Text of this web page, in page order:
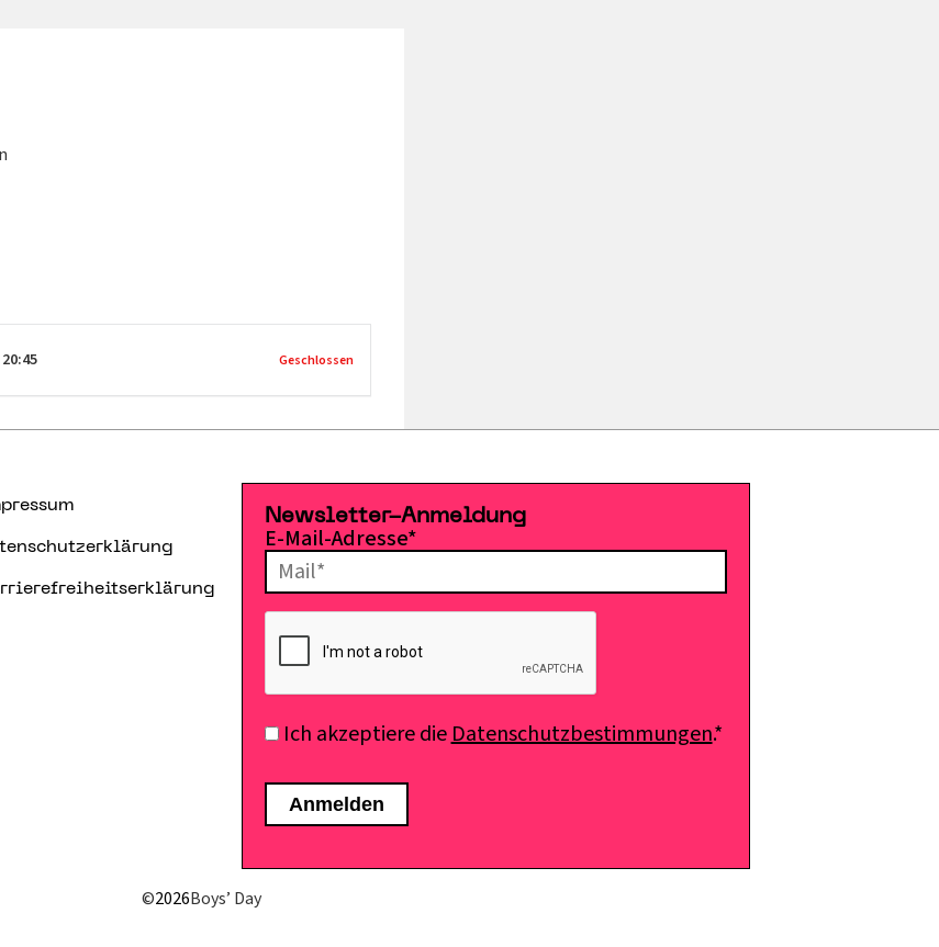
20:45 Geschlossen
Newsletter-Anmeldung
E-Mail-Adresse*
Ich akzeptiere dieDatenschutzbestimmungen.*
©2026Boys’ Day